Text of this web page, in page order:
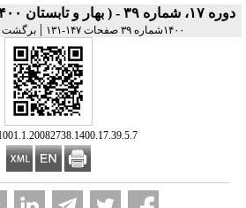
دوره ۱۷، شماره ۳۹ - ( بهار و تابستان ۱۴۰۰ )
۱۴۰۰شماره ۳۹ صفحات ۱۴۷-۱۳۱
|برگشت